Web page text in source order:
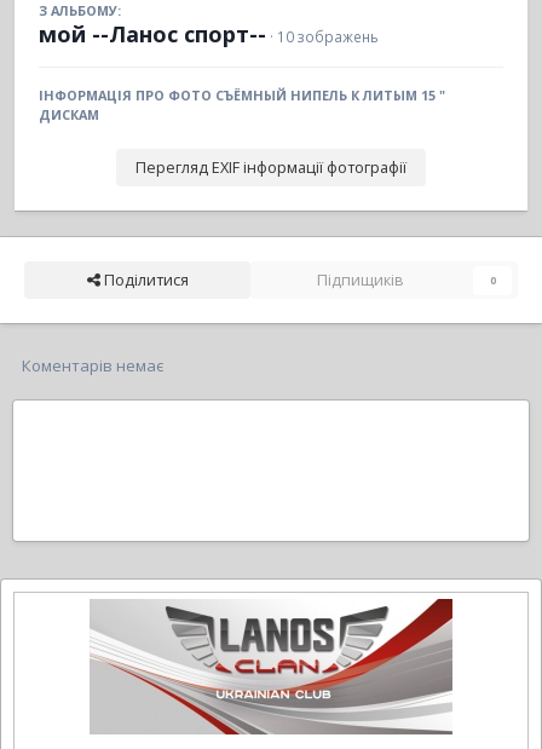
З АЛЬБОМУ:
мой --Ланос спорт-- · 10 зображень
ІНФОРМАЦІЯ ПРО ФОТО СЪЁМНЫЙ НИПЕЛЬ К ЛИТЫМ 15 "
ДИСКАМ
Перегляд EXIF інформації фотографії
Поділитися Підпищиків 0
Коментарів немає